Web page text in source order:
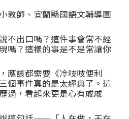
教師、宜蘭縣國語文輔導團
不出口嗎？這件事會常不經
嗎？這樣的事是不是常讓你
應該都需要《冷吱吱便利
個事件真的是太經典了。這
過，看起來更是心有戚戚